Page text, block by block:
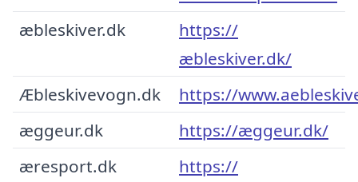
æbleskiver.dk
https://
æbleskiver.dk/
Æbleskivevogn.dk
https://
æggeur.dk
https://æggeur.dk/
æresport.dk
https://